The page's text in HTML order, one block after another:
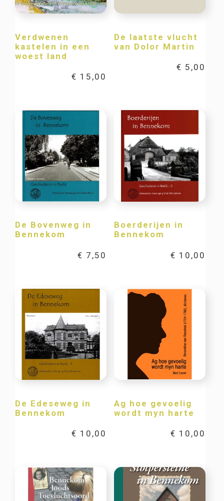
Verdwenen
kastelen in een
woest land
€ 15,00
De laatste vlucht
van Dolor Martin
€ 5,00
De Bovenweg in
Bennekom
€ 7,50
Boerderijen in
Bennekom
€ 10,00
De Edeseweg in
Bennekom
€ 10,00
Ag hoe gevoelig
wordt myn harte
€ 10,00